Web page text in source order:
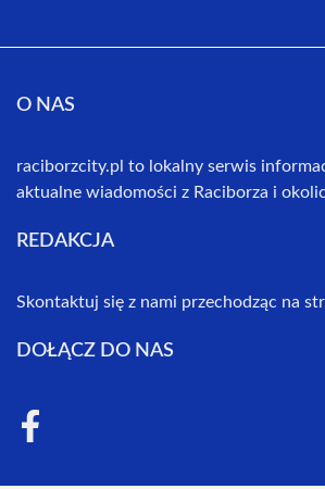
O NAS
raciborzcity.pl to lokalny serwis
aktualne wiadomości z Raciborza i
REDAKCJA
Skontaktuj się z nami przechodząc na
DOŁĄCZ DO NAS